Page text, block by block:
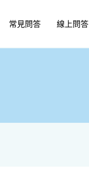
常見問答 線上問答